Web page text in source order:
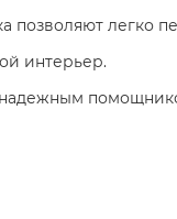
позволяют легко
интерьер.​
надежным